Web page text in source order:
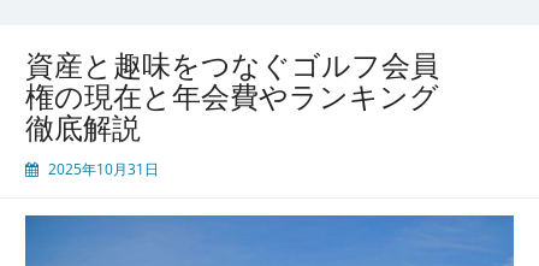
資産と趣味をつなぐゴルフ会員
権の現在と年会費やランキング
徹底解説
2025年10月31日